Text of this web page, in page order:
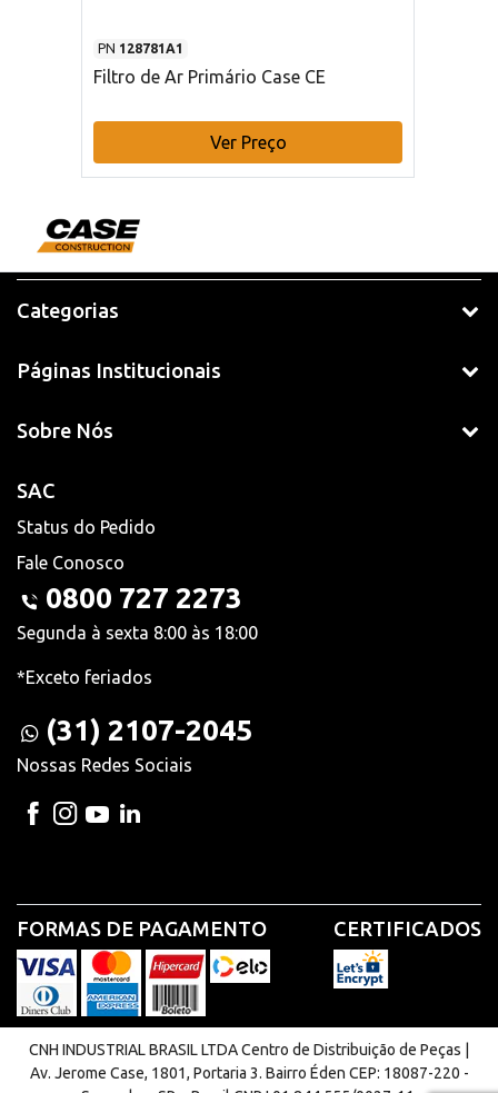
PN 128781A1
Filtro de Ar Primário Case CE
Ver Preço
Categorias
Páginas Institucionais
Sobre Nós
SAC
Status do Pedido
Fale Conosco
0800 727 2273
Segunda à sexta 8:00 às 18:00
*Exceto feriados
(31) 2107-2045
Nossas Redes Sociais
FORMAS DE PAGAMENTO CERTIFICADOS
CNH INDUSTRIAL BRASIL LTDA Centro de Distribuição de Peças |
Av. Jerome Case, 1801, Portaria 3. Bairro Éden CEP: 18087-220 -